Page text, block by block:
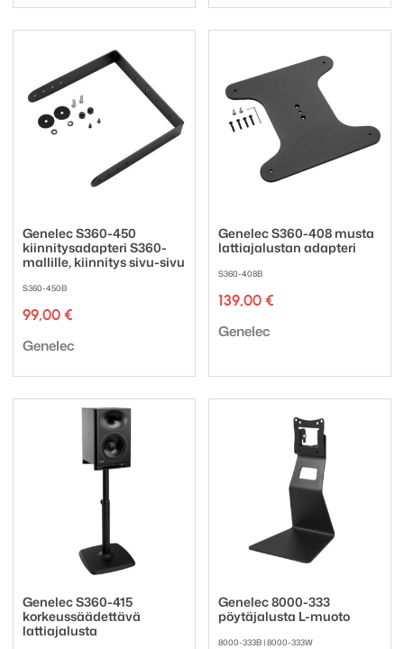
Genelec S360-450
kiinnitysadapteri S360-
mallille, kiinnitys sivu-sivu
S360-450B
99,00 €
Tuotemerkki:
Genelec
Genelec S360-408 musta
lattiajalustan adapteri
S360-408B
139,00 €
Tuotemerkki:
Genelec
Genelec S360-415
korkeussäädettävä
lattiajalusta
Genelec 8000-333
pöytäjalusta L-muoto
8000-333B | 8000-333W